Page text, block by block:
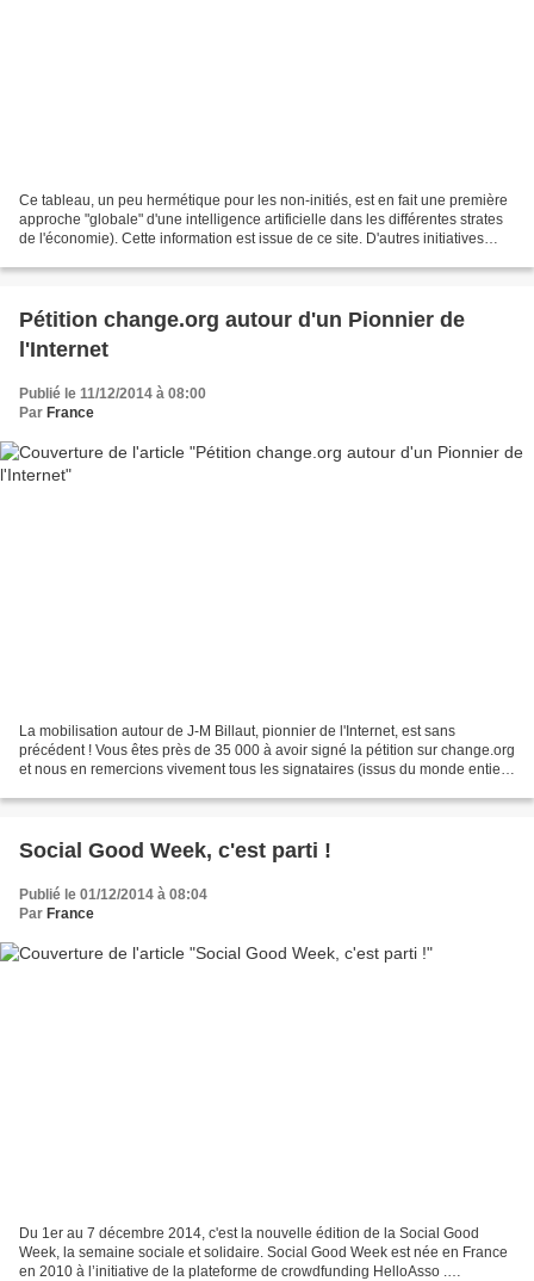
Ce tableau, un peu hermétique pour les non-initiés, est en fait une première
approche "globale" d'une intelligence artificielle dans les différentes strates
de l'économie). Cette information est issue de ce site. D'autres initiatives
Pétition change.org autour d'un Pionnier de
l'Internet
Publié le 11/12/2014 à 08:00
Par France
La mobilisation autour de J-M Billaut, pionnier de l'Internet, est sans
précédent ! Vous êtes près de 35 000 à avoir signé la pétition sur change.org
et nous en remercions vivement tous les signataires (issus du monde entier *
Social Good Week, c'est parti !
Publié le 01/12/2014 à 08:04
Par France
Du 1er au 7 décembre 2014, c'est la nouvelle édition de la Social Good
Week, la semaine sociale et solidaire. Social Good Week est née en France
en 2010 à l’initiative de la plateforme de crowdfunding HelloAsso .